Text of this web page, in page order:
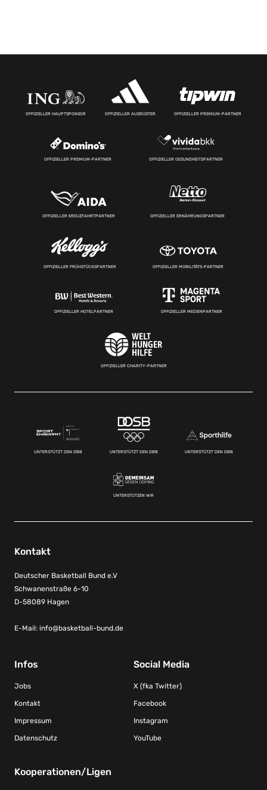
OFFIZIELLER HAUPTSPONSOR OFFIZIELLER AUSRÜSTER OFFIZIELLER PREMIUM-PARTNER
OFFIZIELLER PREMIUM-PARTNER OFFIZIELLER GESUNDHEITSPARTNER
OFFIZIELLER KREUZFAHRTPARTNER OFFIZIELLER ERNÄHRUNGSPARTNER
OFFIZIELLER FRÜHSTÜCKSPARTNER OFFIZIELLER MOBILITÄTS-PARTNER
OFFIZIELLER HOTELPARTNER OFFIZIELLER MEDIENPARTNER
OFFIZIELLER CHARITY-PARTNER
UNTERSTÜTZT DEN DBB UNTERSTÜTZT DEN DBB UNTERSTÜTZT DEN DBB
UNTERSTÜTZEN WIR
Kontakt
Deutscher Basketball Bund e.V
Schwanenstraße 6-10
D-58089 Hagen
E-Mail: info@basketball-bund.de
Infos
Jobs
Kontakt
Impressum
Datenschutz
Social Media
X (fka Twitter)
Facebook
Instagram
YouTube
Kooperationen/Ligen